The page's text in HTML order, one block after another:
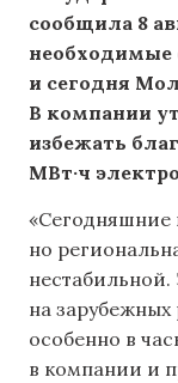
сообщила 8
необходимые
и сегодня
В компании
избежать
МВт·ч
«Сегодняшние
но
нестабильной.
на
особенно в
в компании и